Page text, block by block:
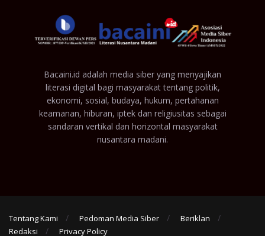
Bacaini.id adalah media siber yang menyajikan
literasi digital bagi masyarakat tentang politik,
ekonomi, sosial, budaya, hukum, pertahanan
keamanan, hiburan, iptek dan religiusitas sebagai
sandaran vertikal dan horizontal masyarakat
nusantara madani.
Tentang Kami Pedoman Media Siber
Beriklan
Redaksi
Privacy Policy